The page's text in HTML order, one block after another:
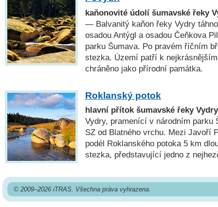
kaňonovité údolí šumavské řeky
— Balvanitý kaňon řeky Vydry
osadou Antýgl a osadou Čeňkova
parku Šumava. Po pravém říčním
stezka. Území patří k
chráněno jako přírodní památka.
Roklanský potok
hlavní přítok šumavské řeky Vydry
Vydry, pramenící v národním parku
SZ od Blatného vrchu. Mezi Javoří
podél Roklanského potoka 5 km
stezka, představující jedno z
© 2009–2026 iTRAS. Všechna práva vyhrazena.